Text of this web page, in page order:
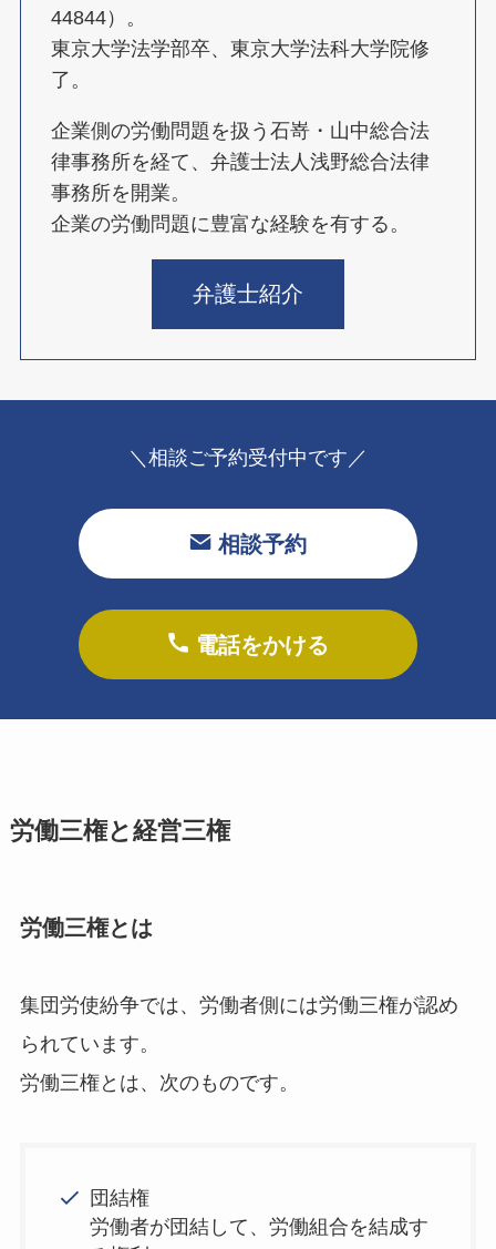
44844）。
東京大学法学部卒、東京大学法科大学院修
了。
企業側の労働問題を扱う石嵜・山中総合法
律事務所を経て、弁護士法人浅野総合法律
事務所を開業。
企業の労働問題に豊富な経験を有する。
弁護士紹介
＼相談ご予約受付中です／
相談予約
電話をかける
労働三権と経営三権
労働三権とは
集団労使紛争では、労働者側には労働三権が認め
られています。
労働三権とは、次のものです。
団結権
労働者が団結して、労働組合を結成す